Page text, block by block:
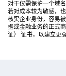
对于仅需保护一个域
若对成本较为敏感，
核实企业身份，容易
据或金融业务的正式
证） 证书，以建立更